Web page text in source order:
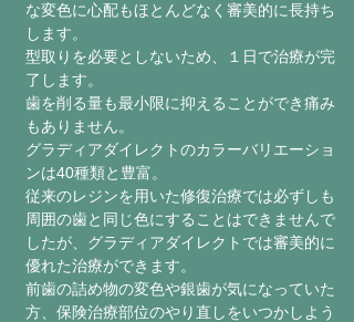
な変色に心配もほとんどなく審美的に長持ち
します。
型取りを必要としないため、１日で治療が完
了します。
歯を削る量も最小限に抑えることができ痛み
もありません。
グラディアダイレクトのカラーバリエーショ
ンは40種類と豊富。
従来のレジンを用いた修復治療では必ずしも
周囲の歯と同じ色にすることはできませんで
したが、グラディアダイレクトでは審美的に
優れた治療ができます。
前歯の詰め物の変色や銀歯が気になっていた
方、保険治療部位のやり直しをいつかしよう